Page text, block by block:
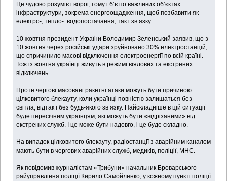
Це чудово розуміє і ворог, тому і б’є по важливих об’єктах
інфраструктури, зокрема енергоощадження, щоб позбавити як
електро-, тепло- водопостачання, так і зв’язку.
10 жовтня президент України Володимир Зеленський заявив, що з
10 жовтня через російські удари зруйновано 30% електростанцій,
що спричинило масові відключення електроенергії по всій країні.
Тож із жовтня українці живуть в режимі віялових та екстрених
відключень.
Проте чергові масовані ракетні атаки можуть бути причиною
цілковитого блекауту, коли українці повністю залишаться без
світла, відтак і без будь-якого зв’язку. Найскладніше в цій ситуації
буде пересічним українцям, які можуть бути «відрізаними» від
екстрених служб. І це може бути надовго, і це буде складно.
На випадок цілковитого блекауту, радіостанції з аварійним каналом
мають бути в чергових аварійних служб, медиків, поліції, МНС.
Як повідомив журналістам «Трибуни» начальник Броварського
райуправління поліції Кирило Самойленко, у кожному пункті поліції